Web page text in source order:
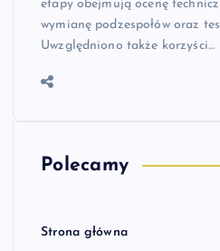
etapy obejmują ocenę
wymianę podzespołów oraz
Uwzględniono także korzyści…
Polecamy
Strona główna